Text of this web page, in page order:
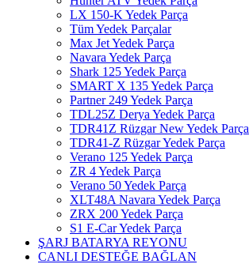
LX 150-K Yedek Parça
Tüm Yedek Parçalar
Max Jet Yedek Parça
Navara Yedek Parça
Shark 125 Yedek Parça
SMART X 135 Yedek Parça
Partner 249 Yedek Parça
TDL25Z Derya Yedek Parça
TDR41Z Rüzgar New Yedek Parça
TDR41-Z Rüzgar Yedek Parça
Verano 125 Yedek Parça
ZR 4 Yedek Parça
Verano 50 Yedek Parça
XLT48A Navara Yedek Parça
ZRX 200 Yedek Parça
S1 E-Car Yedek Parça
ŞARJ BATARYA REYONU
CANLI DESTEĞE BAĞLAN